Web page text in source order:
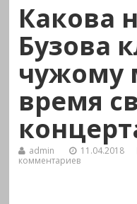
Какова
Бузова
чужому
время
admin 11.04.2018
комментариев